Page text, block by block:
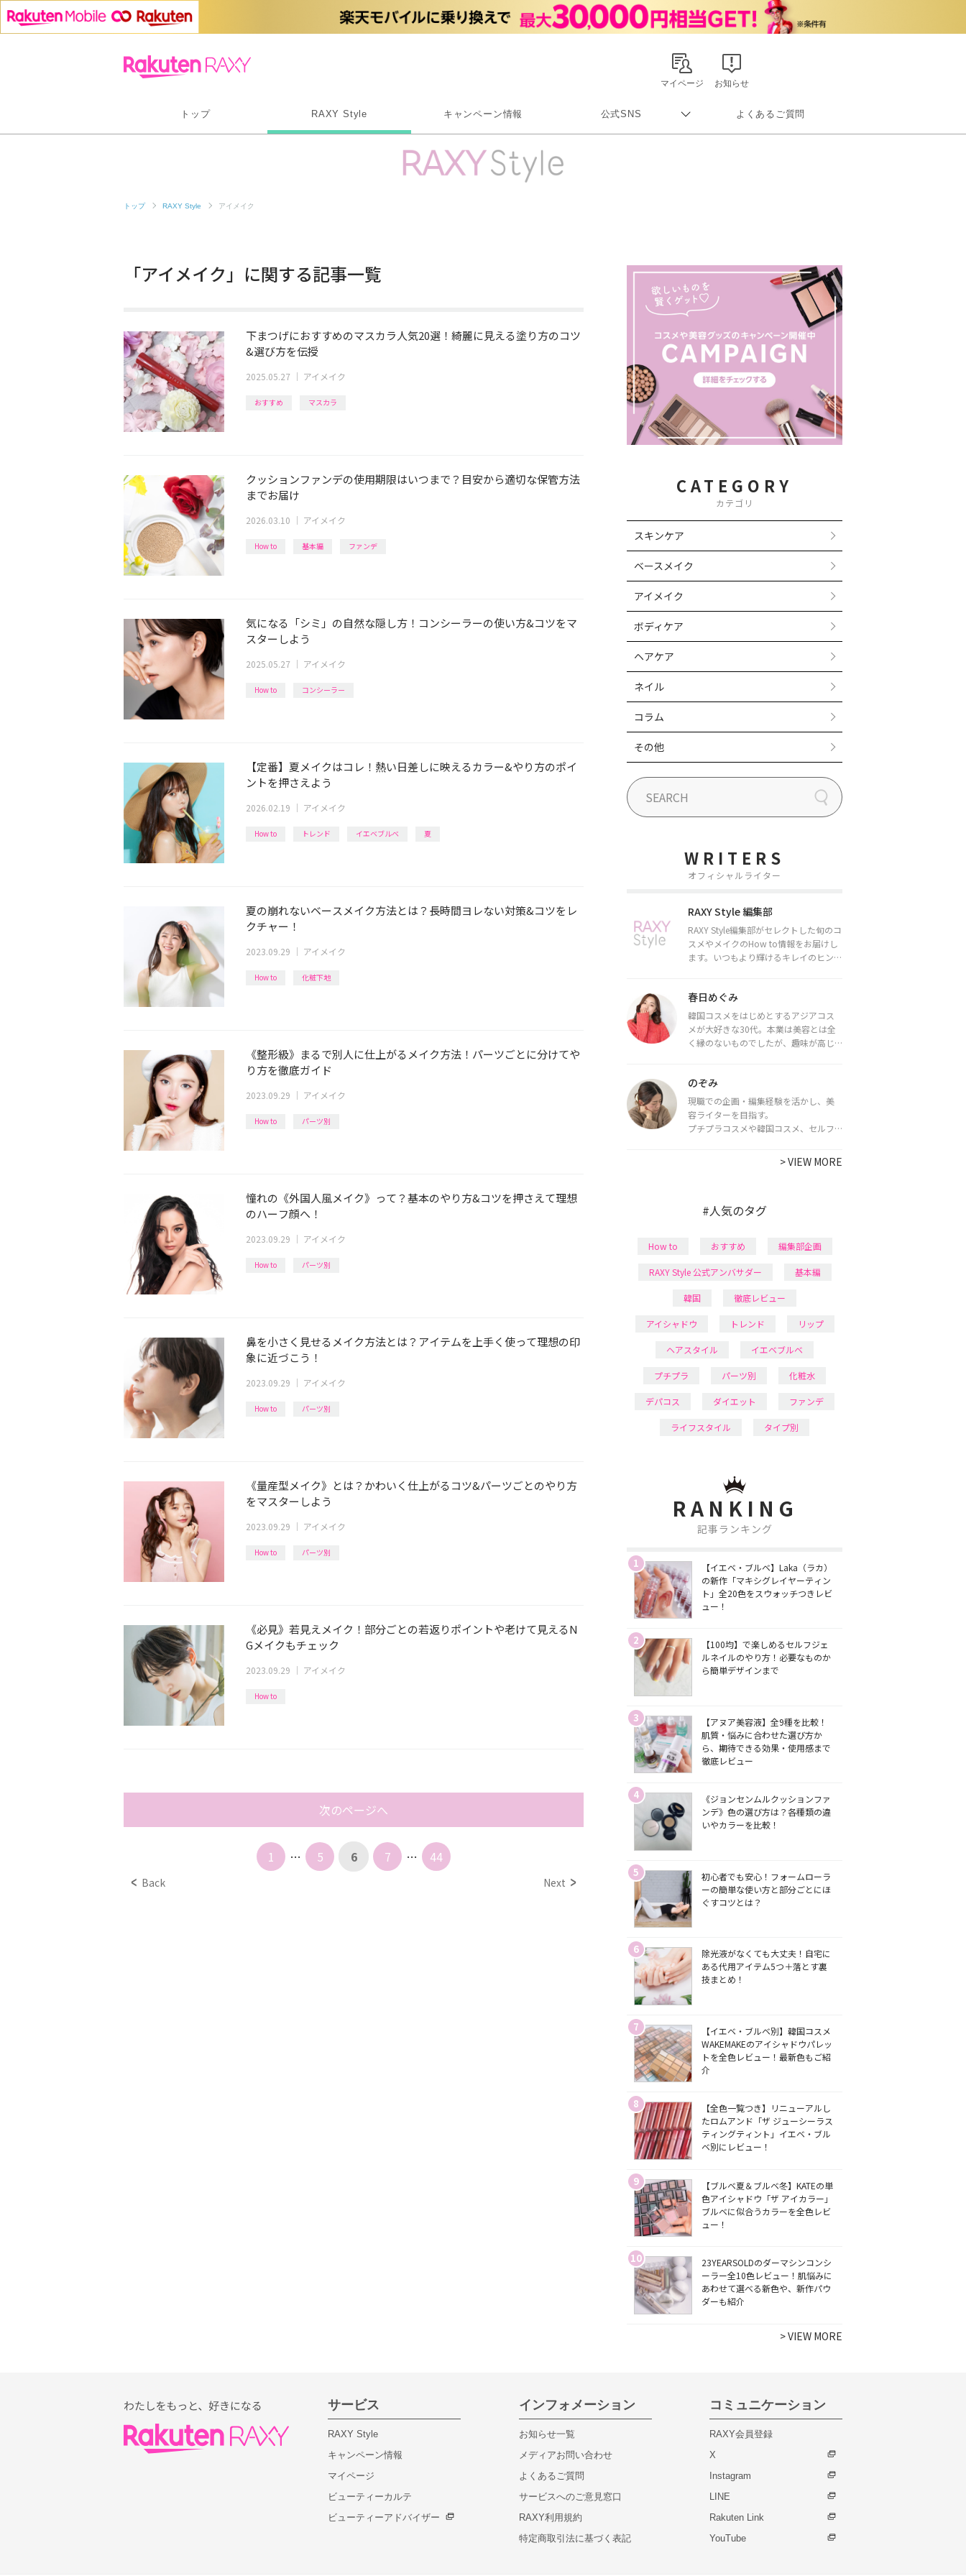
お知らせ
マイページ
トップ RAXY Style キャンペーン情報 公式SNS よくあるご質問
トップ RAXY Style アイメイク
「アイメイク」に関する記事一覧
下まつげにおすすめのマスカラ人気20選！綺麗に見える塗り方のコツ
&選び方を伝授
2025.05.27 ｜ アイメイク
おすすめ マスカラ
クッションファンデの使用期限はいつまで？目安から適切な保管方法
までお届け
2026.03.10 ｜ アイメイク
How to 基本編 ファンデ
気になる「シミ」の自然な隠し方！コンシーラーの使い方&コツをマ
スターしよう
2025.05.27 ｜ アイメイク
How to コンシーラー
【定番】夏メイクはコレ！熱い日差しに映えるカラー&やり方のポイ
ントを押さえよう
2026.02.19 ｜ アイメイク
How to トレンド イエベブルベ 夏
夏の崩れないベースメイク方法とは？長時間ヨレない対策&コツをレ
クチャー！
2023.09.29 ｜ アイメイク
How to 化粧下地
《整形級》まるで別人に仕上がるメイク方法！パーツごとに分けてや
り方を徹底ガイド
2023.09.29 ｜ アイメイク
How to パーツ別
憧れの《外国人風メイク》って？基本のやり方&コツを押さえて理想
のハーフ顔へ！
2023.09.29 ｜ アイメイク
How to パーツ別
鼻を小さく見せるメイク方法とは？アイテムを上手く使って理想の印
象に近づこう！
2023.09.29 ｜ アイメイク
How to パーツ別
《量産型メイク》とは？かわいく仕上がるコツ&パーツごとのやり方
をマスターしよう
2023.09.29 ｜ アイメイク
How to パーツ別
《必見》若見えメイク！部分ごとの若返りポイントや老けて見えるN
Gメイクもチェック
2023.09.29 ｜ アイメイク
How to
次のページへ
Back
1 … 5 6 7 … 44
Next
CATEGORY
カテゴリ
スキンケア
ベースメイク
アイメイク
ボディケア
ヘアケア
ネイル
コラム
その他
WRITERS
オフィシャルライター
RAXY Style 編集部
RAXY Style編集部がセレクトした旬のコ
スメやメイクのHow to情報をお届けし
ます。いつもより輝けるキレイのヒント
春日めぐみ
韓国コスメをはじめとするアジアコス
メが大好きな30代。本業は美容とは全
く縁のないものでしたが、趣味が高じ
ライターとして活動中。
都内で16タイプパーソナルカラー診
断・顔タイプ診断・骨格診断によるイ
メージコンサルティングも行っていま
のぞみ
現職での企画・編集経験を活かし、美
容ライターを目指す。
プチプラコスメや韓国コスメ、セルフ
で最新情報をチェック。家事や育児の合
間に取り入れられる時短美容テクも実
>VIEW MORE
#人気のタグ
How to おすすめ 編集部企画
RAXY Style 公式アンバサダー 基本編
韓国 徹底レビュー
アイシャドウ トレンド リップ
ヘアスタイル イエベブルベ
プチプラ パーツ別 化粧水
デパコス ダイエット ファンデ
ライフスタイル タイプ別
RANKING
記事ランキング
1
【イエベ・ブルベ】Laka（ラカ）
の新作「マキシグレイヤーティン
ト」全20色をスウォッチつきレビ
ュー！
2
【100均】で楽しめるセルフジェ
ルネイルのやり方！必要なものか
ら簡単デザインまで
3
【アヌア美容液】全9種を比較！
肌質・悩みに合わせた選び方か
ら、期待できる効果・使用感まで
徹底レビュー
4
《ジョンセンムルクッションファ
ンデ》色の選び方は？各種類の違
いやカラーを比較！
5
初心者でも安心！フォームローラ
ーの簡単な使い方と部分ごとにほ
ぐすコツとは？
6
除光液がなくても大丈夫！自宅に
ある代用アイテム5つ＋落とす裏
技まとめ！
7
【イエベ・ブルベ別】韓国コスメ
WAKEMAKEのアイシャドウパレッ
トを全色レビュー！最新色もご紹
介
8
【全色一覧つき】リニューアルし
たロムアンド「ザ ジューシーラス
ティングティント」イエベ・ブル
ベ別にレビュー！
9
【ブルベ夏＆ブルベ冬】KATEの単
色アイシャドウ「ザ アイカラー」
ブルベに似合うカラーを全色レビ
ュー！
10
23YEARSOLDのダーマシンコンシ
ーラー全10色レビュー！肌悩みに
あわせて選べる新色や、新作パウ
ダーも紹介
>VIEW MORE
サービス
RAXY Style
キャンペーン情報
マイページ
ビューティーカルテ
ビューティーアドバイザー
インフォメーション
お知らせ一覧
メディアお問い合わせ
よくあるご質問
サービスへのご意見窓口
RAXY利用規約
特定商取引法に基づく表記
コミュニケーション
RAXY会員登録
X
Instagram
LINE
Rakuten Link
YouTube